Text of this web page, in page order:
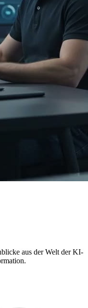
aus der Welt der KI-